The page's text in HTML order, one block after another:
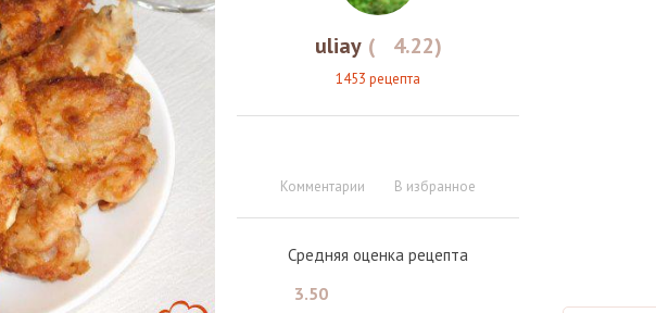
uliay ( 4.22)
1453 рецепта
Комментарии В избранное
Средняя оценка рецепта
3.50